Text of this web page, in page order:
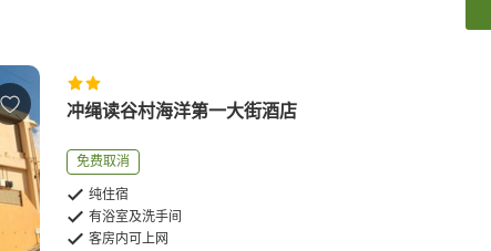
冲绳读谷村海洋第一大街酒店
免费取消
纯住宿
有浴室及洗手间
客房内可上网